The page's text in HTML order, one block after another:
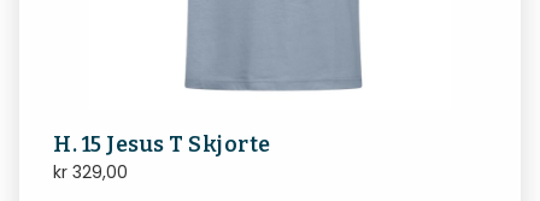
H. 15 Jesus T Skjorte
kr 329,00